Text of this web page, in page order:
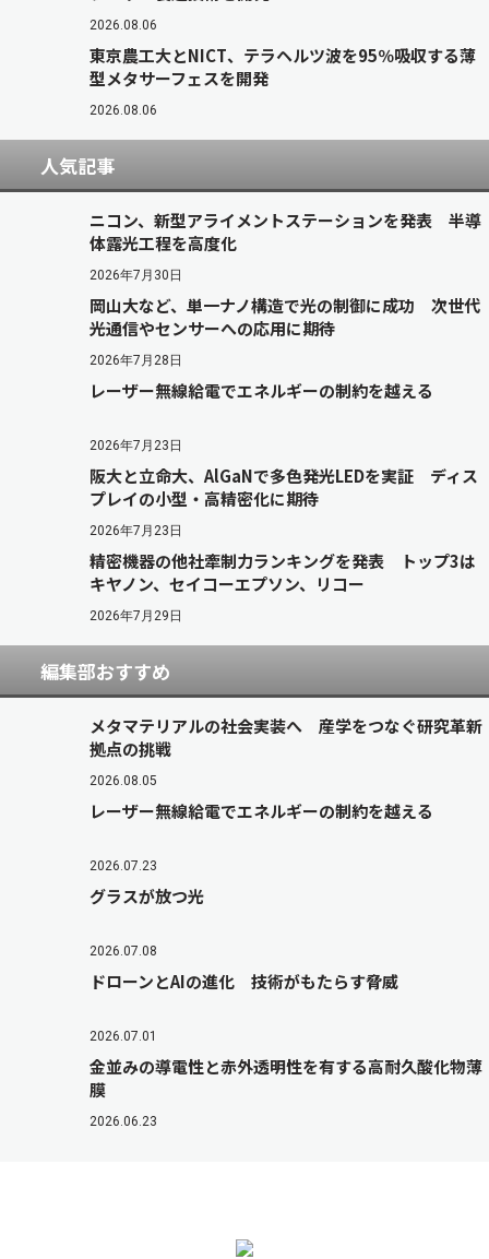
2026.08.06
東京農工大とNICT、テラヘルツ波を95％吸収する薄
型メタサーフェスを開発
2026.08.06
人気記事
ニコン、新型アライメントステーションを発表 半導
体露光工程を高度化
2026年7月30日
岡山大など、単一ナノ構造で光の制御に成功 次世代
光通信やセンサーへの応用に期待
2026年7月28日
レーザー無線給電でエネルギーの制約を越える
2026年7月23日
阪大と立命大、AlGaNで多色発光LEDを実証 ディス
プレイの小型・高精密化に期待
2026年7月23日
精密機器の他社牽制力ランキングを発表 トップ3は
キヤノン、セイコーエプソン、リコー
2026年7月29日
編集部おすすめ
メタマテリアルの社会実装へ 産学をつなぐ研究革新
拠点の挑戦
2026.08.05
レーザー無線給電でエネルギーの制約を越える
2026.07.23
グラスが放つ光
2026.07.08
ドローンとAIの進化 技術がもたらす脅威
2026.07.01
金並みの導電性と赤外透明性を有する高耐久酸化物薄
膜
2026.06.23